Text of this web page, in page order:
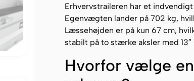
Erhvervstraileren har et
Egenvægten lander på 702 kg,
Læssehøjden er på kun 67 cm,
stabilt på to stærke aksler med 13″
Hvorfor vælge